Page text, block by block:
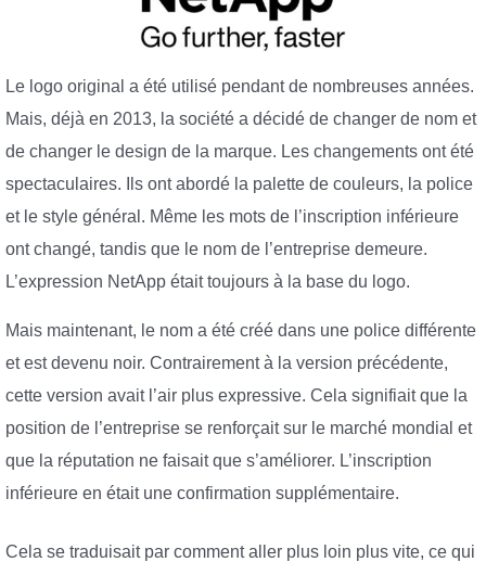
Le logo original a été utilisé pendant de nombreuses années.
Mais, déjà en 2013, la société a décidé de changer de nom et
de changer le design de la marque. Les changements ont été
spectaculaires. Ils ont abordé la palette de couleurs, la police
et le style général. Même les mots de l’inscription inférieure
ont changé, tandis que le nom de l’entreprise demeure.
L’expression NetApp était toujours à la base du logo.
Mais maintenant, le nom a été créé dans une police différente
et est devenu noir. Contrairement à la version précédente,
cette version avait l’air plus expressive. Cela signifiait que la
position de l’entreprise se renforçait sur le marché mondial et
que la réputation ne faisait que s’améliorer. L’inscription
inférieure en était une confirmation supplémentaire.
Cela se traduisait par comment aller plus loin plus vite, ce qui